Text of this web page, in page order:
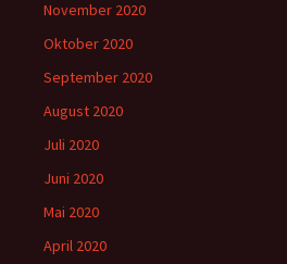
November 2020
Oktober 2020
September 2020
August 2020
Juli 2020
Juni 2020
Mai 2020
April 2020